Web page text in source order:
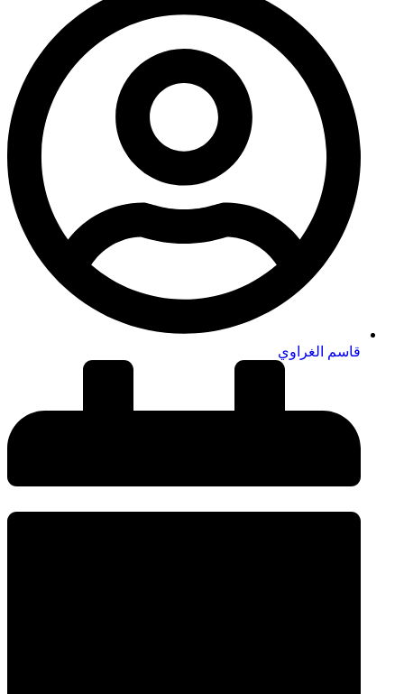
قاسم الغراوي